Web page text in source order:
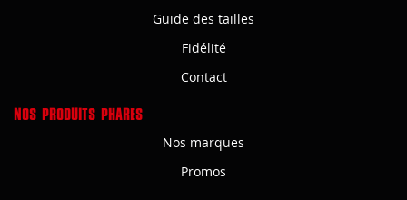
Guide des tailles
Fidélité
Contact
NOS PRODUITS PHARES
Nos marques
Promos